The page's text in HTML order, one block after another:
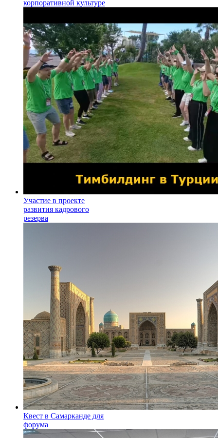
корпоративной культуре
Участие в проекте
развития кадрового
резерва
Квест в Самарканде для
форума